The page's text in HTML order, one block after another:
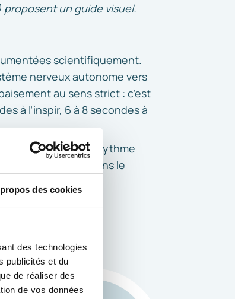
des cookies
des technologies
publicités et du
de réaliser des
de vos données
proposent un guide visuel.
scientifiquement.
nerveux autonome vers
au sens strict : c’est
à l’inspir, 6 à 8 secondes à
stabilisation du rythme
et se renforcent dans le